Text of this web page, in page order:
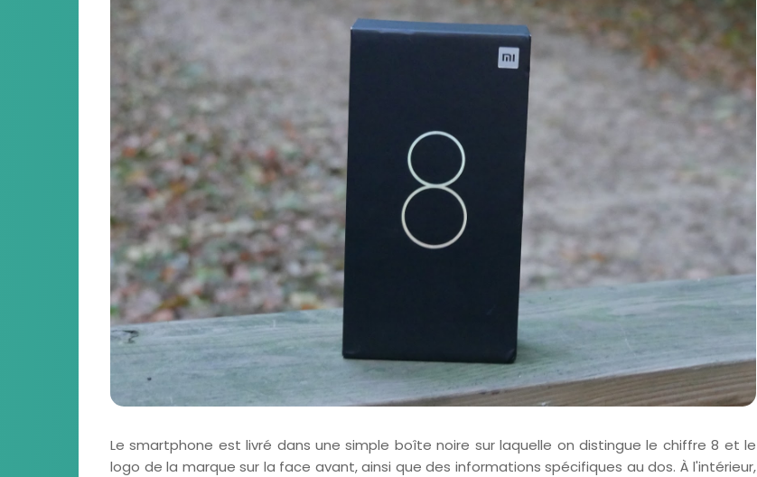
Le smartphone est livré dans une simple boîte noire sur laquelle on distingue le chiffre 8 et le
logo de la marque sur la face avant, ainsi que des informations spécifiques au dos. À l'intérieur,